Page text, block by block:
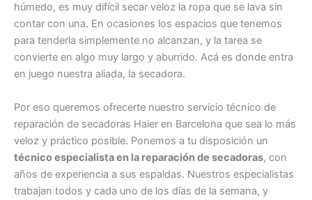
húmedo, es muy difícil secar veloz la ropa que se lava sin
contar con una. En ocasiones los espacios que tenemos
para tenderla simplemente no alcanzan, y la tarea se
convierte en algo muy largo y aburrido. Acá es donde entra
en juego nuestra aliada, la secadora.
Por eso queremos ofrecerte nuestro servicio técnico de
reparación de secadoras Haier en Barcelona que sea lo más
veloz y práctico posible. Ponemos a tu disposición un
técnico especialista en la reparación de secadoras, con
años de experiencia a sus espaldas. Nuestros especialistas
trabajan todos y cada uno de los días de la semana, y